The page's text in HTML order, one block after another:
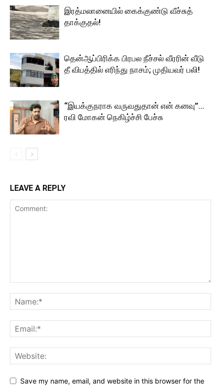
இரத்மலானையில் கைக்குண்டு வீச்சுத்
தாக்குதல்!
தென்ஆப்பிரிக்க பிரபல நீச்சல் வீரரின் வீடு
தீ விபத்தில் எரிந்து நாசம்; முதியவர் பலி!
“இயக்குநராக வருவதுதான் என் கனவு”…
ரவி மோகன் நெகிழ்ச்சி பேச்சு
LEAVE A REPLY
Save my name, email, and website in this browser for the